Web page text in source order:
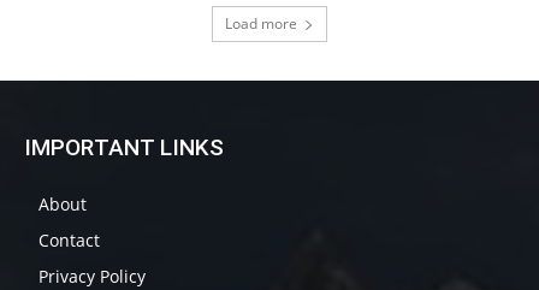
Load more
IMPORTANT LINKS
About
Contact
Privacy Policy